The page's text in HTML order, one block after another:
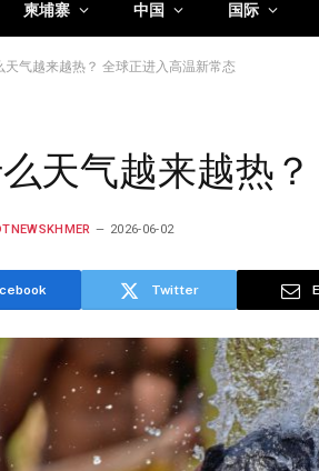
柬埔寨 中国 国际
天气越来越热？ 全球正进入高温新常态
天气越来越热
2026-06-02
Twitter